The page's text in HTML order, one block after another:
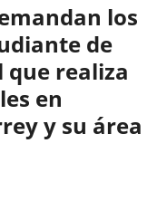
los
de
realiza
en
y su área